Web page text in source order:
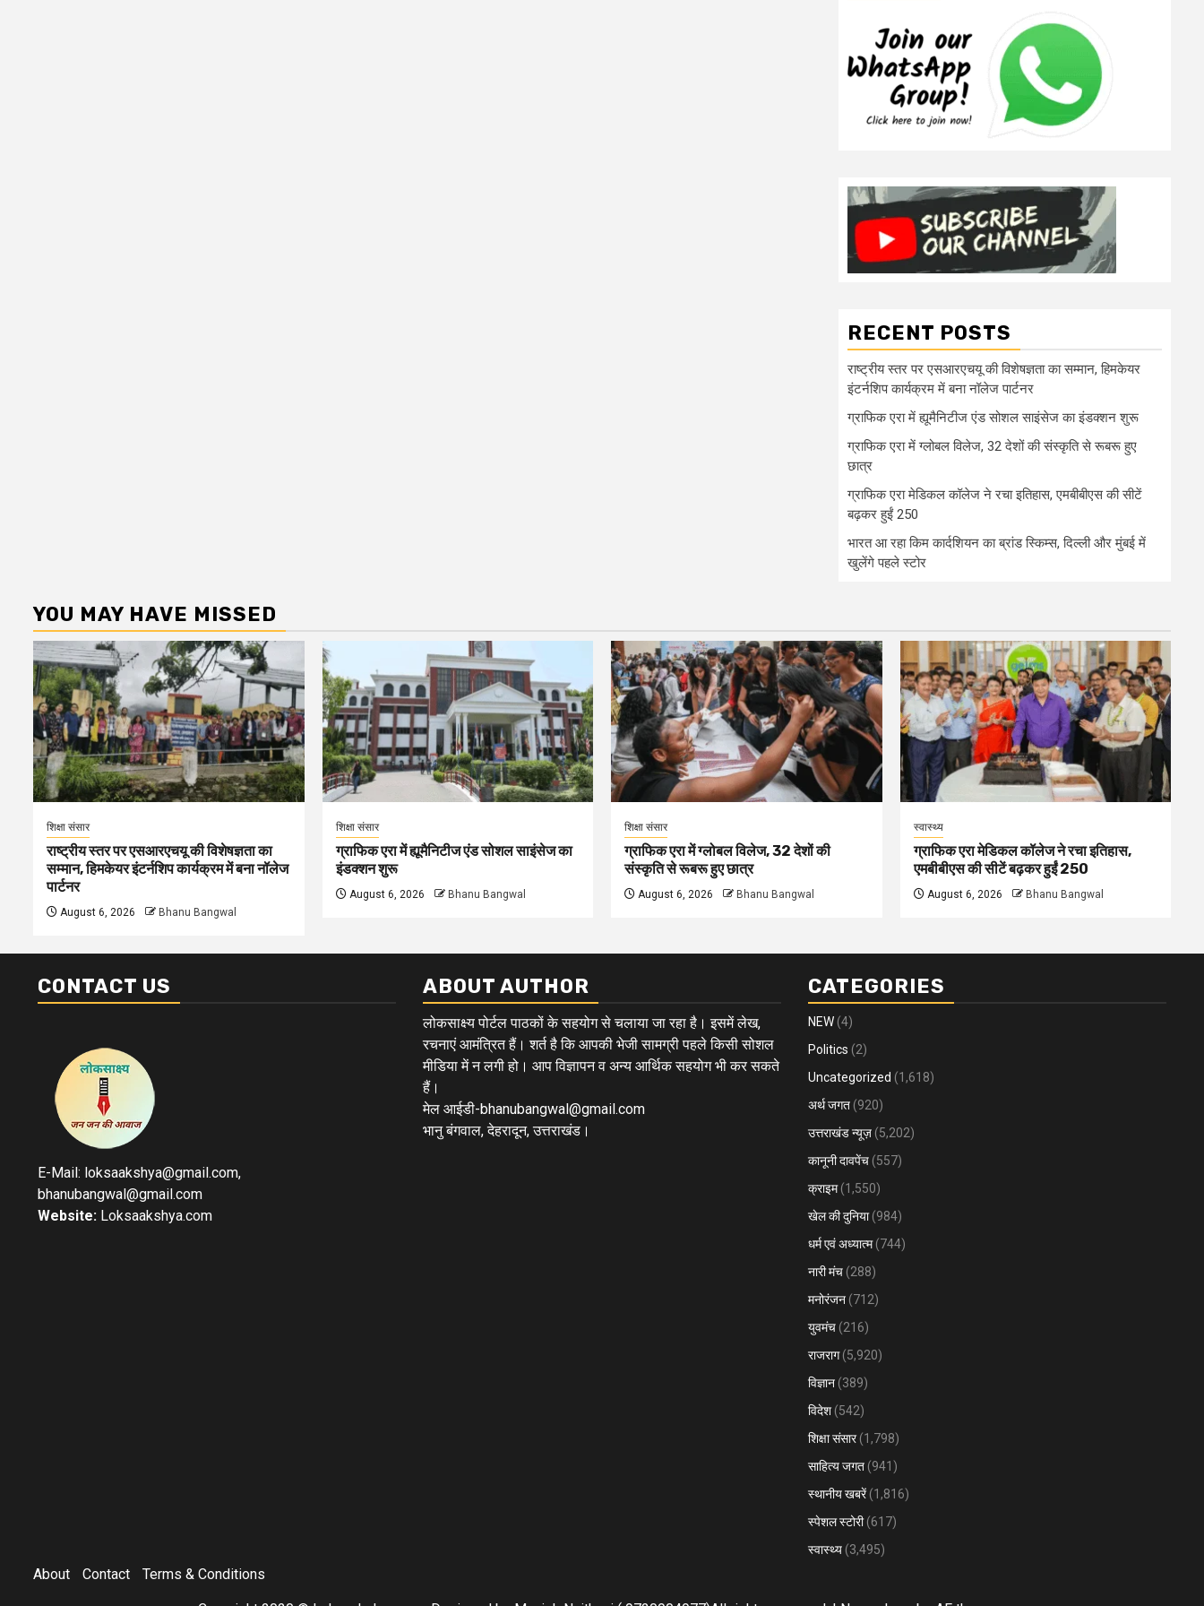
RECENT POSTS
राष्ट्रीय स्तर पर एसआरएचयू की विशेषज्ञता का सम्मान, हिमकेयर
इंटर्नशिप कार्यक्रम में बना नॉलेज पार्टनर
ग्राफिक एरा में ह्यूमैनिटीज एंड सोशल साइंसेज का इंडक्शन शुरू
ग्राफिक एरा में ग्लोबल विलेज, 32 देशों की संस्कृति से रूबरू हुए
छात्र
ग्राफिक एरा मेडिकल कॉलेज ने रचा इतिहास, एमबीबीएस की सीटें
बढ़कर हुईं 250
भारत आ रहा किम कार्दशियन का ब्रांड स्किम्स, दिल्ली और मुंबई में
खुलेंगे पहले स्टोर
YOU MAY HAVE MISSED
शिक्षा संसार
राष्ट्रीय स्तर पर एसआरएचयू की विशेषज्ञता का
सम्मान, हिमकेयर इंटर्नशिप कार्यक्रम में बना नॉलेज
पार्टनर
August 6, 2026 Bhanu Bangwal
शिक्षा संसार
ग्राफिक एरा में ह्यूमैनिटीज एंड सोशल साइंसेज का
इंडक्शन शुरू
August 6, 2026 Bhanu Bangwal
शिक्षा संसार
ग्राफिक एरा में ग्लोबल विलेज, 32 देशों की
संस्कृति से रूबरू हुए छात्र
August 6, 2026 Bhanu Bangwal
स्वास्थ्य
ग्राफिक एरा मेडिकल कॉलेज ने रचा इतिहास,
एमबीबीएस की सीटें बढ़कर हुईं 250
August 6, 2026 Bhanu Bangwal
CONTACT US
E-Mail: loksaakshya@gmail.com,
bhanubangwal@gmail.com
Website: Loksaakshya.com
ABOUT AUTHOR
लोकसाक्ष्य पोर्टल पाठकों के सहयोग से चलाया जा रहा है। इसमें लेख,
रचनाएं आमंत्रित हैं। शर्त है कि आपकी भेजी सामग्री पहले किसी सोशल
मीडिया में न लगी हो। आप विज्ञापन व अन्य आर्थिक सहयोग भी कर सकते
हैं।
मेल आईडी-bhanubangwal@gmail.com
भानु बंगवाल, देहरादून, उत्तराखंड।
CATEGORIES
NEW (4)
Politics (2)
Uncategorized (1,618)
अर्थ जगत (920)
उत्तराखंड न्यूज़ (5,202)
कानूनी दावपेंच (557)
क्राइम(1,550)
खेल की दुनिया(984)
धर्म एवं अध्यात्म(744)
नारी मंच (288)
मनोरंजन (712)
युवमंच (216)
राजराग(5,920)
विज्ञान (389)
विदेश (542)
शिक्षा संसार(1,798)
साहित्य जगत (941)
स्थानीय खबरें(1,816)
स्पेशल स्टोरी(617)
स्वास्थ्य (3,495)
About Contact Terms & Conditions